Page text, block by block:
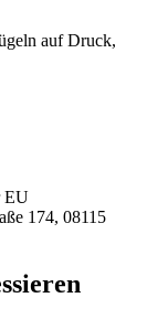
auf Druck,
EU
174, 08115